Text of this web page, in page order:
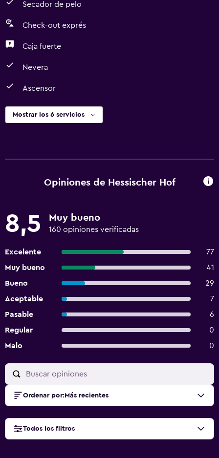
Secador de pelo
Check-out exprés
Caja fuerte
Nevera
Ascensor
Mostrar los 6 servicios
Opiniones de Hessischer Hof
8,5 Muy bueno
160 opiniones verificadas
Excelente
77
Muy bueno
41
Bueno
29
Aceptable
7
Pasable
6
Regular
0
Malo
0
Ordenar por: Más recientes
Todos los filtros